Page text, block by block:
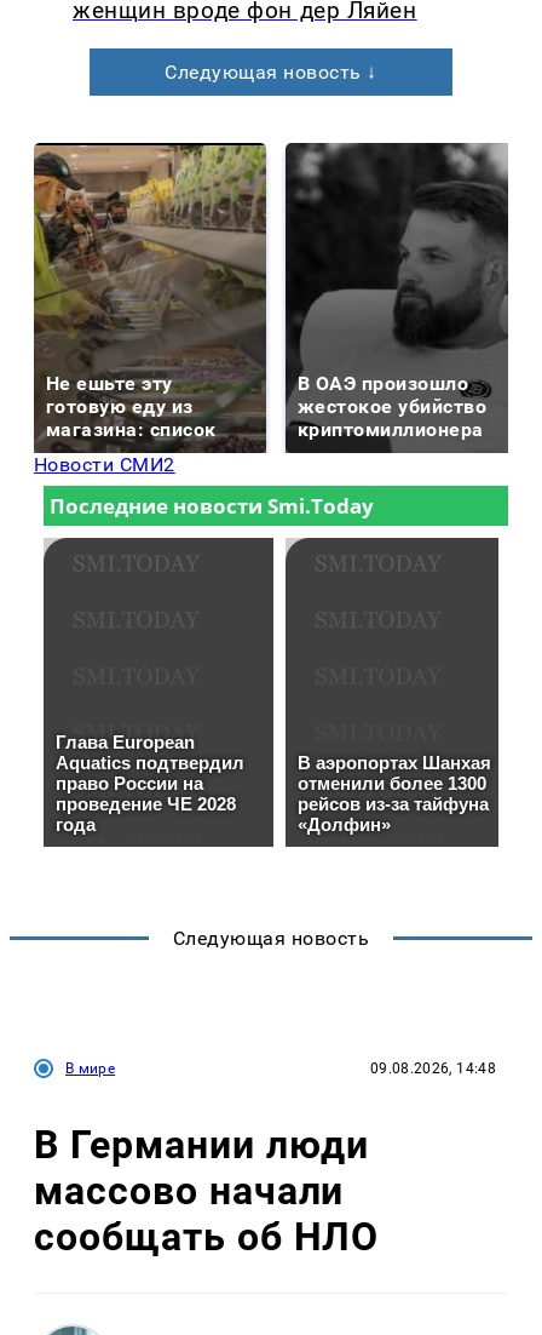
женщин вроде фон дер Ляйен
Следующая новость ↓
Не ешьте эту
готовую еду из
магазина: список
В ОАЭ произошло
жестокое убийство
криптомиллионера
Новости СМИ2
Следующая новость
В мире 09.08.2026, 14:48
В Германии люди
массово начали
сообщать об НЛО